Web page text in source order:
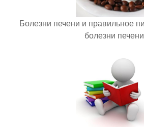
Болезни печени и правильное
болезни печени